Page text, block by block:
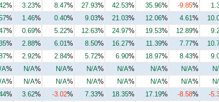
% 3.23% 8.47% 27.93% 42.53% 35.96% -9.85%
% 1.46% 0.40% 9.03% 21.03% 12.06% 4.61 %
% 0.69% 5.22% 12.63% 24.97% 19.53% 12.89%
% 2.88% 6.01 % 8.50% 16.27% 11.39% 7.77%
% 2.92% 2.84% 5.72% 6.90% 18.97% 8.43%
A% N/A% N/A% N/A% N/A% N/A% N/A%
A% N/A% N/A% N/A% N/A% N/A% N/A%
% 3.62% -3.02% 7.33% 18.35% 17.19% -8.58% -